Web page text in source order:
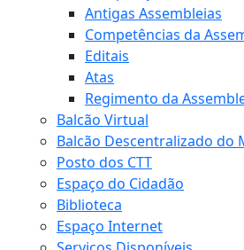
Antigas Assembleias
Competências da
Editais
Atas
Regimento da
Balcão Virtual
Balcão Descentralizado do
Posto dos CTT
Espaço do Cidadão
Biblioteca
Espaço Internet